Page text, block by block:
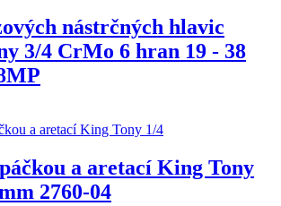
nástrčných hlavic
3/4 CrMo 6 hran 19 - 38
a aretací King Tony
2760-04